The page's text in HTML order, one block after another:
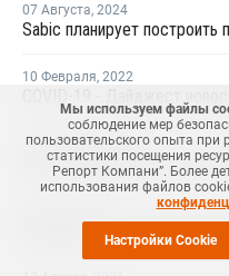
07 Августа, 2024
10 Февраля, 2022
13 Сентября,2021
Мы используем файлы
соблюдение мер
пользовательского опыта
статистики посещения
Репорт Компани”. Более
использования файлов
Настройки Cookie